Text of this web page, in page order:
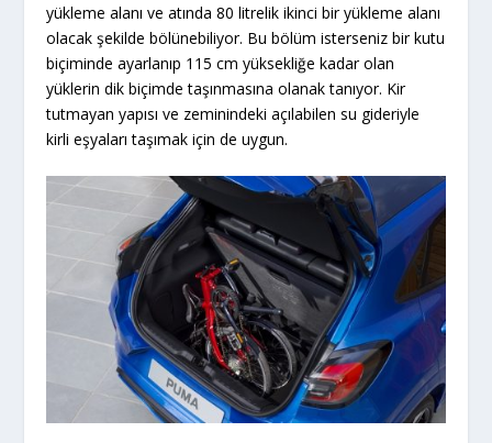
yükleme alanı ve atında 80 litrelik ikinci bir yükleme alanı
olacak şekilde bölünebiliyor. Bu bölüm isterseniz bir kutu
biçiminde ayarlanıp 115 cm yüksekliğe kadar olan
yüklerin dik biçimde taşınmasına olanak tanıyor. Kir
tutmayan yapısı ve zeminindeki açılabilen su gideriyle
kirli eşyaları taşımak için de uygun.